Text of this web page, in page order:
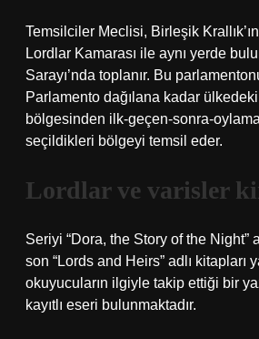
Temsilciler Meclisi, Birleşik
Lordlar Kamarası ile aynı yerde
Sarayı’nda toplanır. Bu
Parlamento dağılana kadar
bölgesinden ilk-geçen-sonra-
seçildikleri bölgeyi temsil eder.
Lordlar ve varisler
Seriyi “Dora, the Story of the Night”
son “Lords and Heirs” adlı kitapları
okuyucuların ilgiyle takip ettiği bir
kayıtlı eseri bulunmaktadır.